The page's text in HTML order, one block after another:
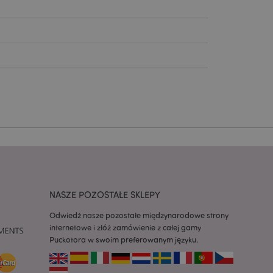
NASZE POZOSTAŁE SKLEPY
Odwiedź nasze pozostałe międzynarodowe strony
internetowe i złóż zamówienie z całej gamy
Puckotora w swoim preferowanym języku.
przez usługę
użytkownika
aby baner
aplikacje oparte
losowo,
specyficzny dla
jest